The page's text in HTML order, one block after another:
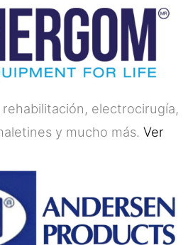
electrocirugía,
y mucho más. Ver